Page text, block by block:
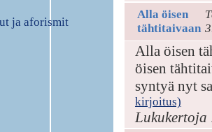
ja aforismit
Alla öisen
tähtitaivaan
Alla öisen
öisen
syntyä nyt
kirjoitus)
Lukukertoja